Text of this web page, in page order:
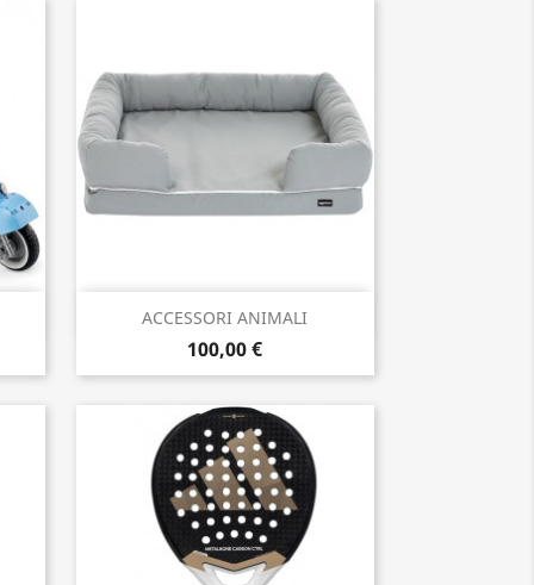
ACCESSORI ANIMALI
100,00 €
Anteprima